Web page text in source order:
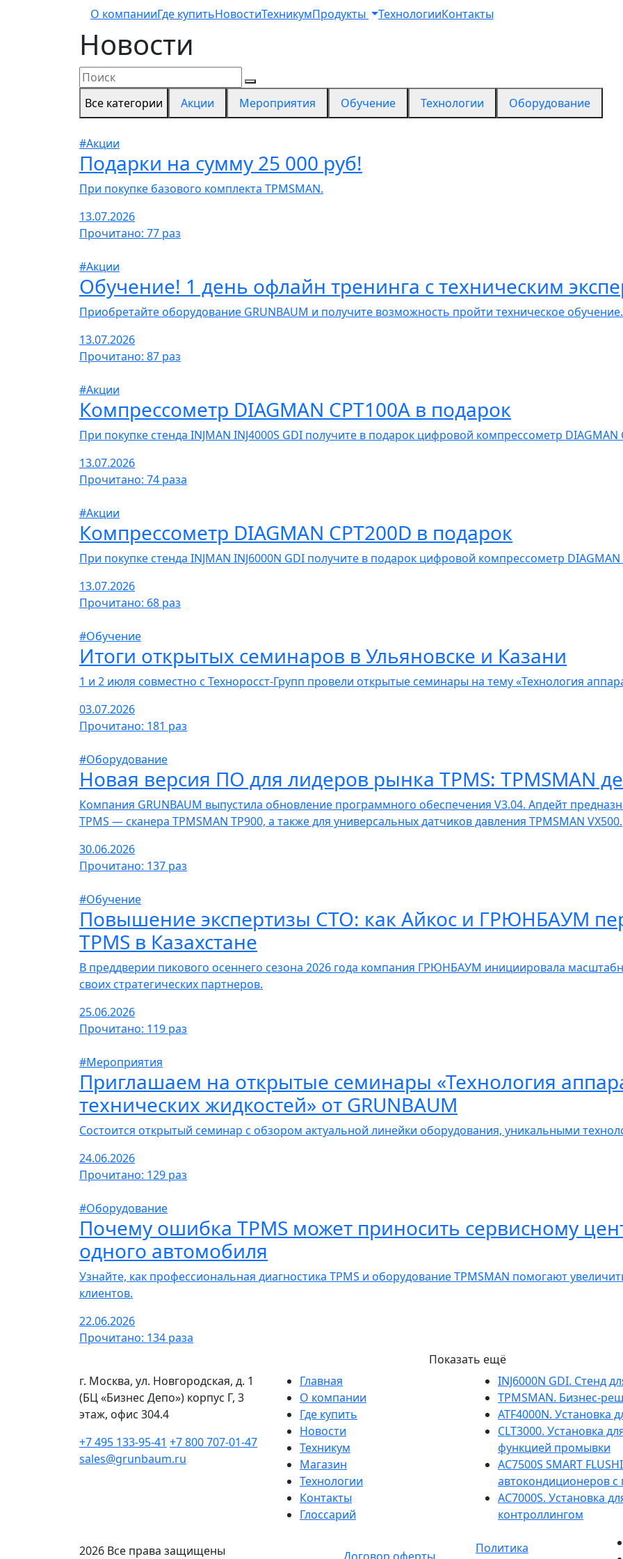
О компанииГде купитьНовостиТехникумПродукты ТехнологииКонтакты
Новости
Все категории Акции Мероприятия Обучение Технологии Оборудование
#Акции
Подарки на сумму 25 000 руб!
При покупке базового комплекта TPMSMAN.
13.07.2026
Прочитано: 77 раз
#Акции
Обучение! 1 день офлайн тренинга с техническим
Приобретайте оборудование GRUNBAUM и получите возможность пройти техническое обучение.
13.07.2026
Прочитано: 87 раз
#Акции
Компрессометр DIAGMAN CPT100A в подарок
При покупке стенда INJMAN INJ4000S GDI получите в подарок цифровой компрессометр DIAGMAN
13.07.2026
Прочитано: 74 раза
#Акции
Компрессометр DIAGMAN CPT200D в подарок
При покупке стенда INJMAN INJ6000N GDI получите в подарок цифровой компрессометр DIAGMAN
13.07.2026
Прочитано: 68 раз
#Обучение
Итоги открытых семинаров в Ульяновске и Казани
1 и 2 июля совместно с Техноросст-Групп провели открытые семинары на тему «Технология
03.07.2026
Прочитано: 181 раз
#Оборудование
Новая версия ПО для лидеров рынка TPMS: TPMSMAN
Компания GRUNBAUM выпустила обновление программного обеспечения V3.04. Апдейт
TPMS — сканера TPMSMAN TP900, а также для универсальных датчиков давления TPMSMAN VX500.
30.06.2026
Прочитано: 137 раз
#Обучение
Повышение экспертизы СТО: как Айкос и ГРЮНБАУМ
TPMS в Казахстане
В преддверии пикового осеннего сезона 2026 года компания ГРЮНБАУМ инициировала
своих стратегических партнеров.
25.06.2026
Прочитано: 119 раз
#Мероприятия
Приглашаем на открытые семинары «Технология
технических жидкостей» от GRUNBAUM
Состоится открытый семинар с обзором актуальной линейки оборудования, уникальными
24.06.2026
Прочитано: 129 раз
#Оборудование
Почему ошибка TPMS может приносить сервисному
одного автомобиля
Узнайте, как профессиональная диагностика TPMS и оборудование TPMSMAN помогают
клиентов.
22.06.2026
Прочитано: 134 раза
Показать ещё
г. Москва, ул. Новгородская, д. 1
(БЦ «Бизнес Депо») корпус Г, 3
этаж, офис 304.4
+7 495 133-95-41 +7 800 707-01-47
sales@grunbaum.ru
Главная
О компании
Где купить
Новости
Техникум
Магазин
Технологии
Контакты
Глоссарий
INJ6000N GDI. Стенд
TPMSMAN. Бизнес-
ATF4000N.
CLT3000. Установка
функцией промывки
AC7500S SMART
автокондиционеров
AC7000S. Установка
контроллингом
2026 Все права защищены
Политика